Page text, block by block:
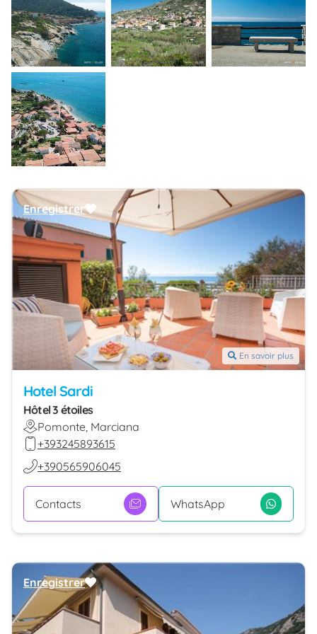
En savoir plus
Hotel Sardi
Hôtel 3 étoiles
Pomonte, Marciana
+393245893615
+390565906045
Contacts WhatsApp
Enregistrer
Enregistrer